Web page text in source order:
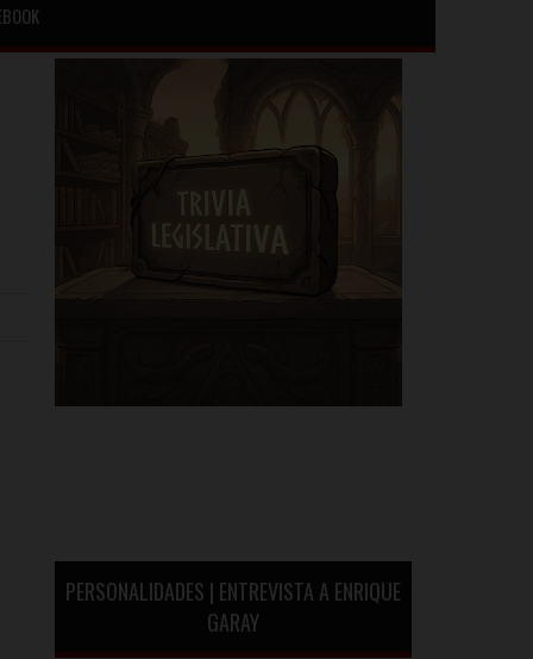
PERSONALIDADES | ENTREVISTA A ENRIQUE
GARAY